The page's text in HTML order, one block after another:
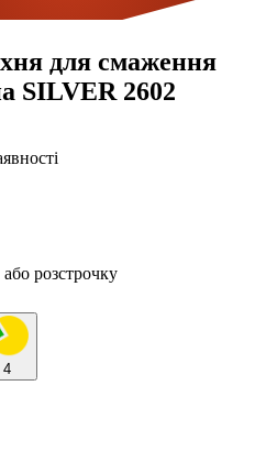
для смаження
SILVER 2602
розстрочку
4